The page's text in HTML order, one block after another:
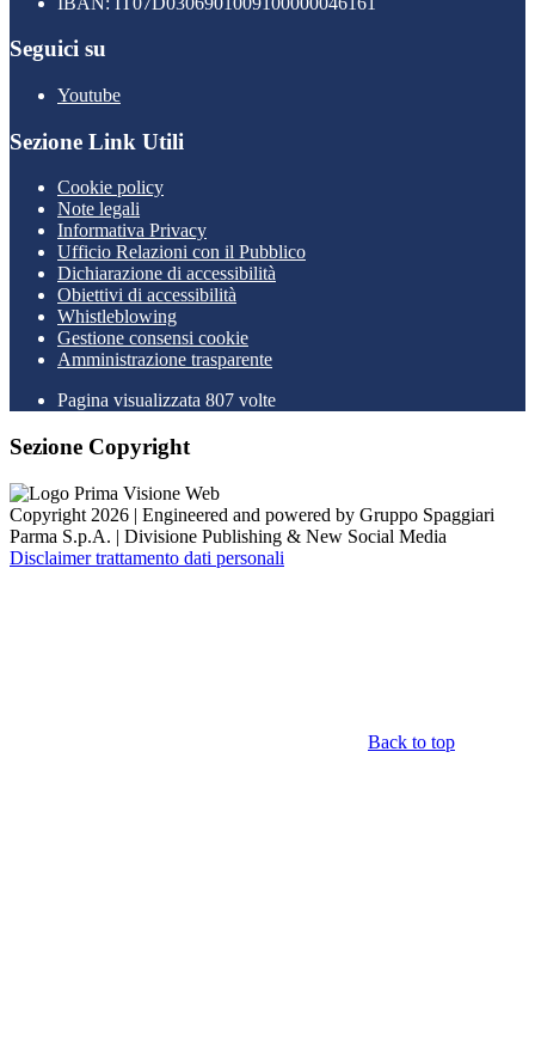
Seguici su
Youtube
Sezione Link Utili
Cookie policy
Note legali
Informativa Privacy
Ufficio Relazioni con il Pubblico
Dichiarazione di accessibilità
Obiettivi di accessibilità
Whistleblowing
Gestione consensi cookie
Amministrazione trasparente
Pagina visualizzata 807 volte
Sezione Copyright
Copyright 2026 | Engineered and powered by Gruppo Spaggiari
Parma S.p.A. | Divisione Publishing & New Social Media
Disclaimer trattamento dati personali
Back to top